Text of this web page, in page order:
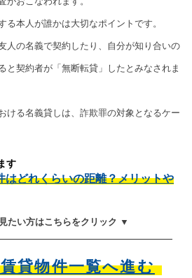
る本人が誰かは大切なポイントです。
人の名義で契約したり、自分が知り合いの
と契約者が「無断転貸」したとみなされま
ける名義貸しは、詐欺罪の対象となるケー
す
はどれくらいの距離？メリットや
たい方はこちらをクリック ▼
貸物件一覧へ進む